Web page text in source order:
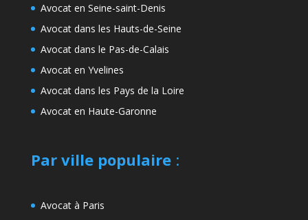
Avocat en Seine-saint-Denis
Avocat dans les Hauts-de-Seine
Avocat dans le Pas-de-Calais
Avocat en Yvelines
Avocat dans les Pays de la Loire
Avocat en Haute-Garonne
Par ville populaire:
Avocat à Paris